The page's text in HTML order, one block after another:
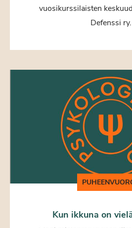
vuosikurssilaisten
Defenssi ry.
Kun ikkuna on